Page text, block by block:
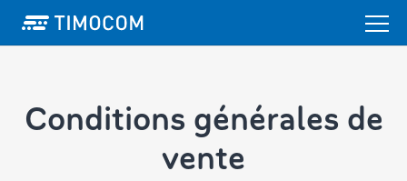
Conditions générales ­de
vente